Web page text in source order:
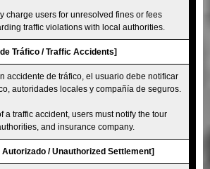
charge users for unresolved fines or fees
traffic violations with local authorities.
Tráfico / Traffic Accidents]
accidente de tráfico, el usuario debe notificar
autoridades locales y compañía de seguros.
a traffic accident, users must notify the tour
and insurance company.
/ Unauthorized Settlement]